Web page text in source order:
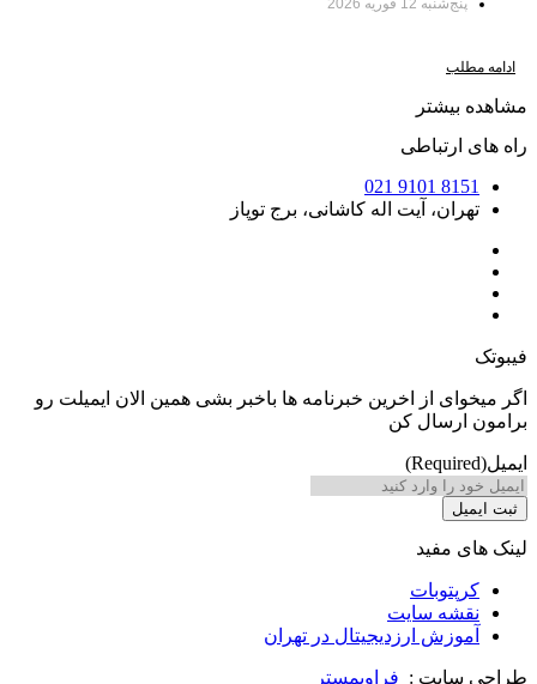
آیت اله کاشانی، برج توپاز
از اخرین خبرنامه ها باخبر بشی همین الان ایمیلت رو
کن
مفید
سایت
ارزدیجیتال در تهران
: فراوبمستر